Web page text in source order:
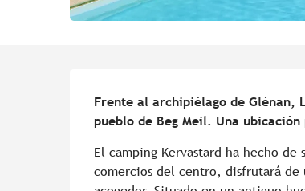
Frente al archipiélago de Glénan,
pueblo de Beg Meil. Una
El camping Kervastard ha hecho
comercios del centro, disfrutará de